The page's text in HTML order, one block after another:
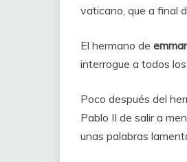
vaticano, que a final
El hermano de
interrogue a todos
Poco después del
Pablo II de salir a
unas palabras